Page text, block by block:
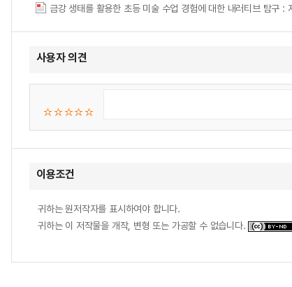
사용자 의견
이용조건
귀하는 원저작자를 표시하여야 합니다.
귀하는 이 저작물을 개작, 변형 또는 가공할 수 없습니다.